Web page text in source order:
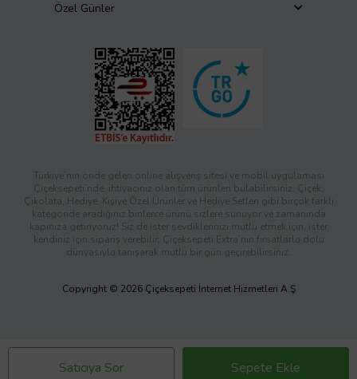
Satıcıya Sor Sepete Ekle
Özel Günler
Türkiye’nin önde gelen online alışveriş sitesi ve mobil uygulaması
Çiçeksepeti’nde, ihtiyacınız olan tüm ürünleri bulabilirsiniz. Çiçek,
Çikolata, Hediye, Kişiye Özel Ürünler ve Hediye Setleri gibi birçok farklı
kategoride aradığınız binlerce ürünü sizlere sunuyor ve zamanında
kapınıza getiriyoruz! Siz de ister sevdiklerinizi mutlu etmek için, ister
kendiniz için sipariş verebilir; Çiçeksepeti Extra’nın fırsatlarla dolu
dünyasıyla tanışarak mutlu bir gün geçirebilirsiniz.
Copyright © 2026 Çiçeksepeti İnternet Hizmetleri A.Ş